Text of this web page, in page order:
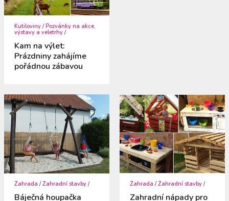
Kutiloviny /Pozvánky na akce,
výstavy a veletrhy /
Kam na výlet:
Prázdniny zahájíme
pořádnou zábavou
Zahrada /Zahradní stavby /
Báječná houpačka
Zahrada /Zahradní stavby /
Zahradní nápady pro